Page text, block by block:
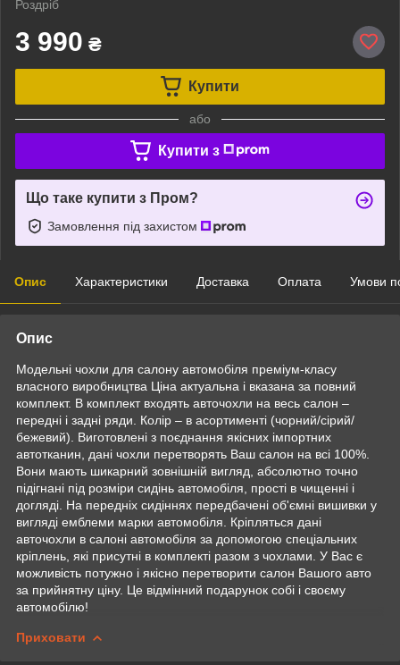
Роздріб
3 990 ₴
Купити
або
Купити з
Що таке купити з Пром?
Замовлення під захистом
Опис Характеристики Доставка Оплата Умови
Опис
Модельні чохли для салону автомобіля преміум-класу
власного виробництва Ціна актуальна і вказана за повний
комплект. В комплект входять авточохли на весь салон –
передні і задні ряди. Колір – в асортименті (чорний/сірий/
бежевий). Виготовлені з поєднання якісних імпортних
автотканин, дані чохли перетворять Ваш салон на всі 100%.
Вони мають шикарний зовнішній вигляд, абсолютно точно
підігнані під розміри сидінь автомобіля, прості в чищенні і
догляді. На передніх сидіннях передбачені об'ємні вишивки у
вигляді емблеми марки автомобіля. Кріпляться дані
авточохли в салоні автомобіля за допомогою спеціальних
кріплень, які присутні в комплекті разом з чохлами. У Вас є
можливість потужно і якісно перетворити салон Вашого авто
за прийнятну ціну. Це відмінний подарунок собі і своєму
автомобілю!
Приховати